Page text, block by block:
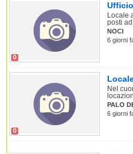
0
Locale
posti
NOCI
6 giorni
0
Nel
PALO
6 giorni